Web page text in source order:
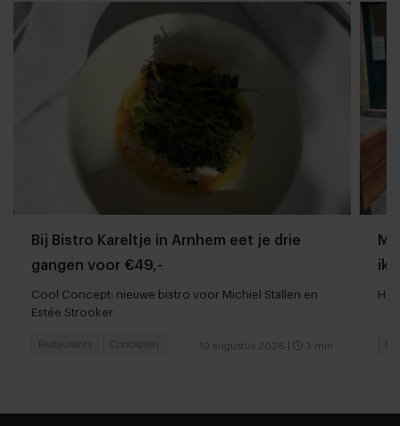
Bij Bistro Kareltje in Arnhem eet je drie
gangen voor €49,-
Cool Concept: nieuwe bistro voor Michiel Stallen en
Estée Strooker
10 augustus 2026 3 min
Restaurants Concepten
ik